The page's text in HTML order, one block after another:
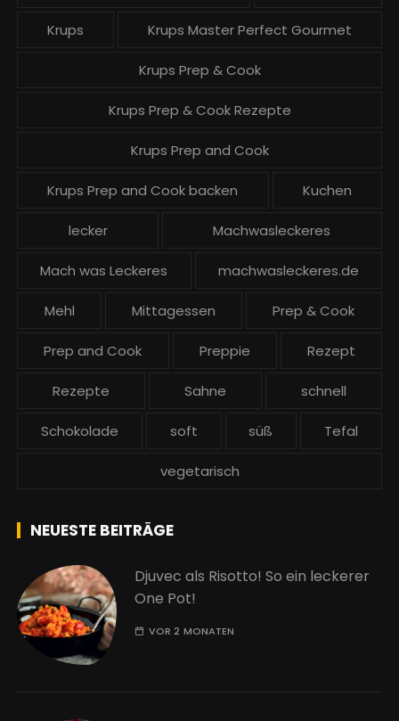
Krups Krups Master Perfect Gourmet
Krups Prep & Cook
Krups Prep & Cook Rezepte
Krups Prep and Cook
Krups Prep and Cook backen Kuchen
lecker Machwasleckeres
Mach was Leckeres machwasleckeres.de
Mehl Mittagessen Prep & Cook
Prep and Cook Preppie Rezept
Rezepte Sahne schnell
Schokolade soft süß Tefal
vegetarisch
NEUESTE BEITRÄGE
Djuvec als Risotto! So ein leckerer
One Pot!
VOR 2 MONATEN